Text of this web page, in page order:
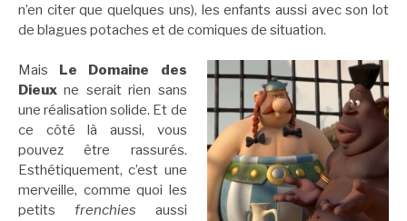
n’en citer que quelques uns), les enfants aussi avec son lot
de blagues potaches et de comiques de situation.
Mais
Le Domaine des
Dieux ne serait rien sans
une réalisation solide. Et de
ce côté là aussi, vous
pouvez être rassurés.
Esthétiquement, c’est une
merveille, comme quoi les
petits frenchies aussi